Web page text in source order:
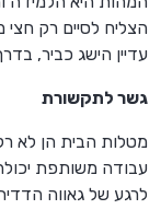
הצליח לסיים רק
עדיין הישג כביר,
גשר לתקשורת
מטלות הבית הן לא
עבודה משותפת
לרגע של גאווה